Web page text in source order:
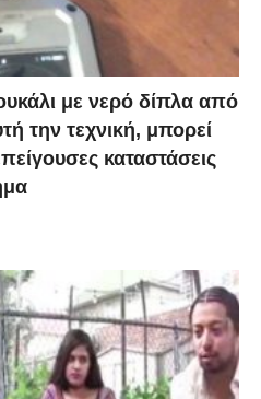
με νερό δίπλα από
την τεχνική, μπορεί
καταστάσεις